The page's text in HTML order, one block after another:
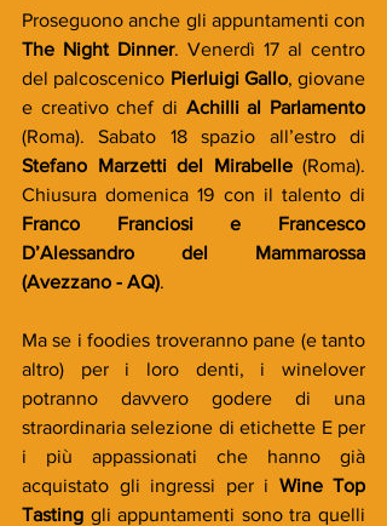
The Night Dinner. Venerdì 17 al centro
del palcoscenico Pierluigi Gallo, giovane
e creativo chef di Achilli al Parlamento
Stefano Marzetti del Mirabelle (Roma).
Franco Franciosi e Francesco
D’Alessandro del Mammarossa
(Avezzano - AQ).
Ma se i foodies troveranno pane (e tanto
altro) per i loro denti, i winelover
potranno davvero godere di una
straordinaria selezione di etichette E per
i più appassionati che hanno già
acquistato gli ingressi per i Wine Top
Tasting gli appuntamenti sono tra quelli